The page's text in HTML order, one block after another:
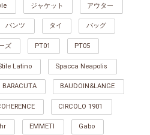
ジャケット アウター
パンツ タイ バッグ
ズ PT01 PT05
Latino Spacca Neapolis
BARACUTA BAUDOIN&LANGE
CIRCOLO 1901
EMMETI Gabo